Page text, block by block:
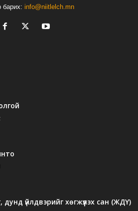
барих: info@niitlelch.mn
үйлдвэрийг хөгжүүлэх сан (ЖДҮ)